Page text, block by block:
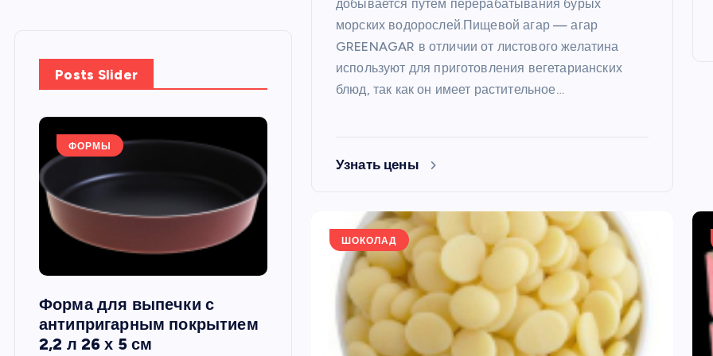
Posts Slider
ФОРМЫ
Форма для выпечки с
антипригарным покрытием
2,2 л 26 х 5 см
Силиконовая форма
круглая, 22 х 6 см
Силиконовая форма для
выпечки 9 ячеек,
кексики
добывается путем перерабатывания бурых
морских водорослей.Пищевой агар — агар
GREENAGAR в отличии от листового желатина
используют для приготовления вегетарианских
блюд, так как он имеет растительное…
Узнать цены
ШОКОЛАД